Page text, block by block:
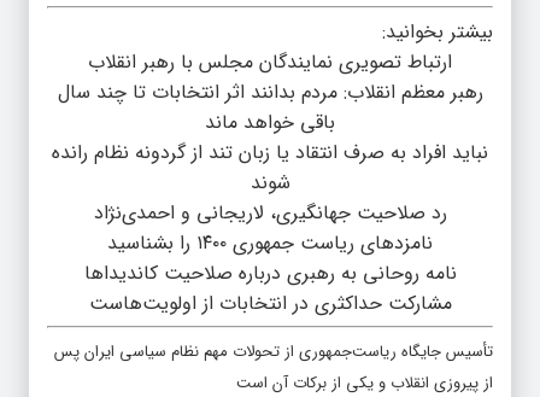
بیشتر بخوانید:
ارتباط تصویری نمایندگان مجلس با رهبر انقلاب
رهبر معظم انقلاب: مردم بدانند اثر انتخابات تا چند سال
باقی خواهد ماند
نباید افراد به صرف انتقاد یا زبان تند از گردونه نظام رانده
شوند
رد صلاحیت جهانگیری، لاریجانی و احمدی‌نژاد
نامزدهای ریاست جمهوری ۱۴۰۰ را بشناسید
نامه روحانی به رهبری درباره صلاحیت کاندیداها
مشارکت حداکثری در انتخابات از اولویت‌هاست
تأسیس جایگاه ریاست‌جمهوری از تحولات مهم نظام سیاسی ایران پس
از پیروزی انقلاب و یکی از برکات آن است